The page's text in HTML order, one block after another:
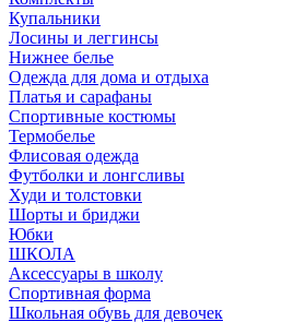
Купальники
Лосины и леггинсы
Нижнее белье
Одежда для дома и отдыха
Платья и сарафаны
Спортивные костюмы
Термобелье
Флисовая одежда
Футболки и лонгсливы
Худи и толстовки
Шорты и бриджи
Юбки
ШКОЛА
Аксессуары в школу
Спортивная форма
Школьная обувь для девочек